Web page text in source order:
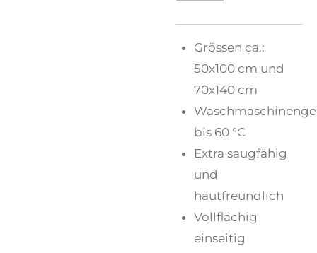
Grössen ca.:
50x100 cm und
70x140 cm
bis 60 °C
Extra saugfähig
und
hautfreundlich
Vollflächig
einseitig